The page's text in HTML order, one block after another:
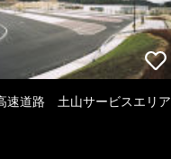
速道路 土山サービスエリア